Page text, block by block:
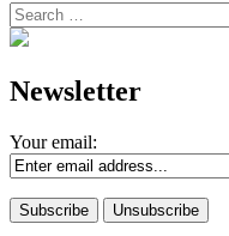
Search
for:
Newsletter
Your email: